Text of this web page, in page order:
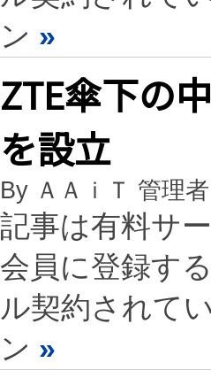
ン »
ZTE傘下の
を設立
By ＡＡｉＴ 管理者
記事は有料サ
会員に登録す
ル契約されて
ン »